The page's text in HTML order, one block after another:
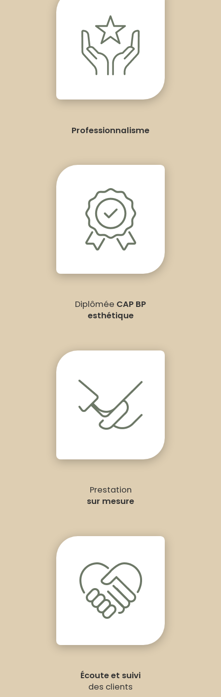
Professionnalisme
Diplômée CAP BP
esthétique
Prestation
sur mesure
Écoute et suivi
des clients